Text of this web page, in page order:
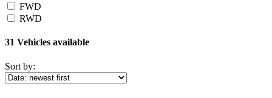
FWD
RWD
31 Vehicles available
Sort by: